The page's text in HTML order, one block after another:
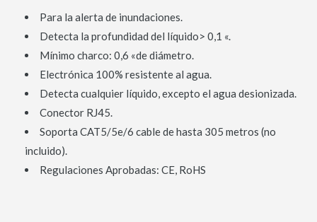
Para la alerta de inundaciones.
Detecta la profundidad del líquido> 0,1 «.
Mínimo charco: 0,6 «de diámetro.
Electrónica 100% resistente al agua.
Detecta cualquier líquido, excepto el agua desionizada.
Conector RJ45.
Soporta CAT5/5e/6 cable de hasta 305 metros (no
incluido).
Regulaciones Aprobadas: CE, RoHS